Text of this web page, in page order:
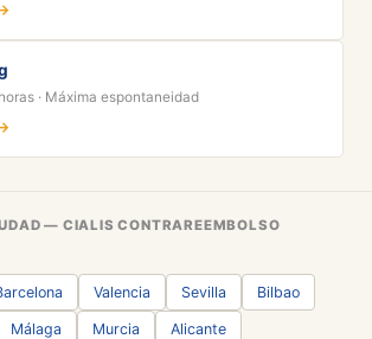
· Máxima espontaneidad
— CIALIS CONTRAREEMBOLSO
Valencia Sevilla Bilbao
Málaga Murcia Alicante